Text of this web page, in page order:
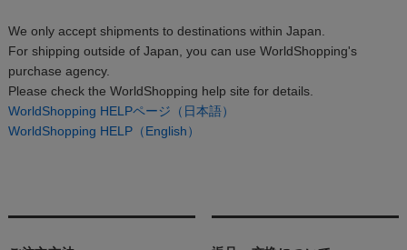
We only accept shipments to destinations within Japan.
For shipping outside of Japan, you can use WorldShopping's
purchase agency.
Please check the WorldShopping help site for details.
WorldShopping HELPページ（日本語）
WorldShopping HELP（English）